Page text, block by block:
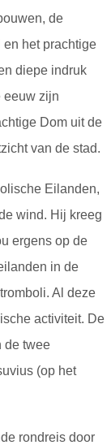
de
het prachtige
diepe indruk
eeuw zijn
Dom uit de
van de stad.
Eilanden,
wind. Hij kreeg
ergens op de
in de
Al deze
activiteit. De
de twee
(op het
rondreis door